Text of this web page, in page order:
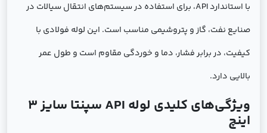
با استاندارد API، برای استفاده در سیستم‌های انتقال سیالات در
صنایع نفت، گاز و پتروشیمی مناسب است. این لوله فولادی با
کیفیت، در برابر فشار، دما و خوردگی مقاوم است و طول عمر
بالایی دارد.
ویژگی‌های کلیدی لوله API سپنتا سایز 3
اینچ